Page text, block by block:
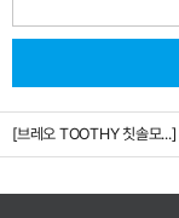
[브레오 TOOTHY 칫솔모...]